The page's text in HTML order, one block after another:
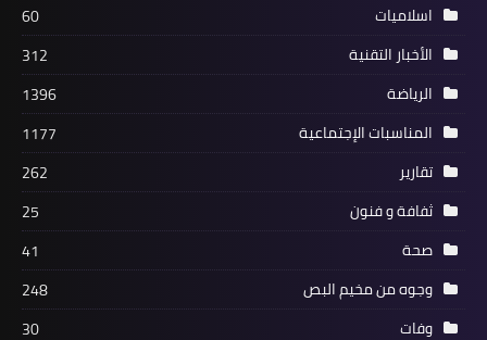
منظمة التحرير الفلسطينية تلتقي "أطباء
بلا حدود"
أخبار ‏البص
اسلاميات
60
الأخبار التقنية
312
الرياضة
1396
المناسبات الإجتماعية
1177
تقارير
262
ثفافة و فنون
25
صحة
41
وجوه من مخيم البص
248
وفات
30